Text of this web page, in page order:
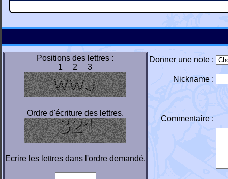
Positions des lettres :
1 2 3
Ordre d'écriture des lettres.
Ecrire les lettres dans l'ordre demandé.
Donner une note :
Nickname :
Commentaire :